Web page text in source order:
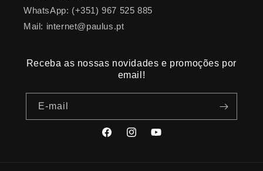
WhatsApp: (+351) 967 525 885
Mail: internet@paulus.pt
Receba as nossas novidades e promoções por
email!
E-mail
FacebookInstagramYouTube